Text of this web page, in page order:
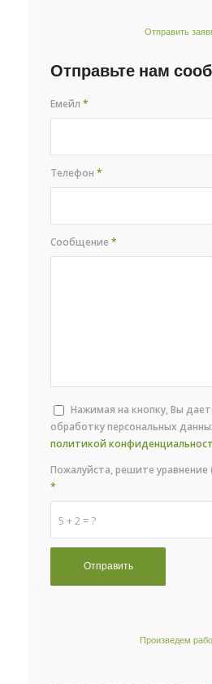
Отправить
Отправьте нам
Емейл*
Телефон*
Сообщение*
Нажимая на кнопку, Вы
обработку персональных
политикой
5 + 2 = ?
Пожалуйста, решите
*
Произведем